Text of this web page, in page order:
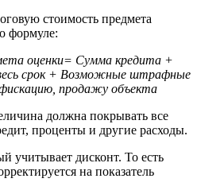
стоимость предмета
формуле:
оценки= Сумма кредита +
срок + Возможные штрафные
продажу объекта
должна покрывать все
проценты и другие расходы.
учитывает дисконт. То есть
на показатель